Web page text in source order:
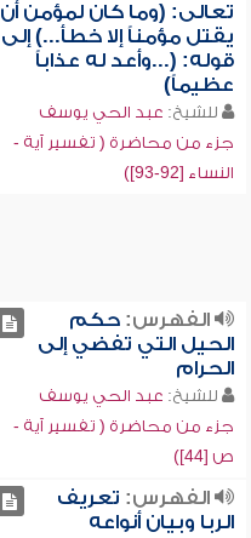
تعالى: (وما كان لمؤمن أن
يقتل مؤمناً إلا خطأ...) إلى
قوله: (...وأعد له عذاباً
عظيماً)
للشيخ: عبد الحي يوسف
جزء من محاضرة ( تفسير آية -
النساء [92-93])
الفهرس:حكم
الحيل التي تفضي إلى
الحرام
للشيخ: عبد الحي يوسف
جزء من محاضرة ( تفسير آية -
ص [44])
الفهرس: تعريف
الربا وبيان أنواعه